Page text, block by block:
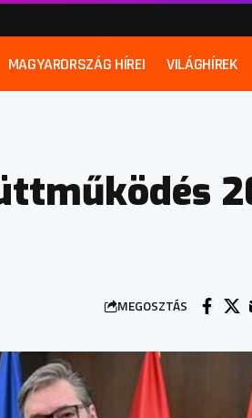
MAGYARORSZÁG HÍREI VILÁGHÍREK
MEGOSZTÁS